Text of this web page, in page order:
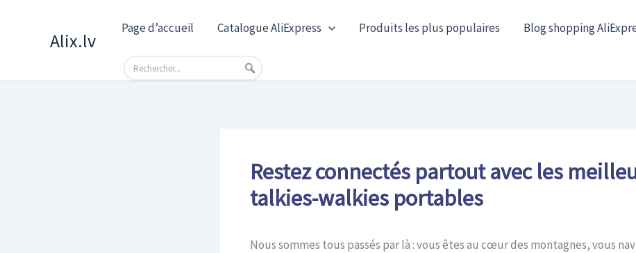
Alix.lv
Page d’accueil Catalogue AliExpress Produits les plus populaires Blog shopping
Restez connectés partout avec les
talkies-walkies portables
Nous sommes tous passés par là : vous êtes au cœur des montagnes, vous